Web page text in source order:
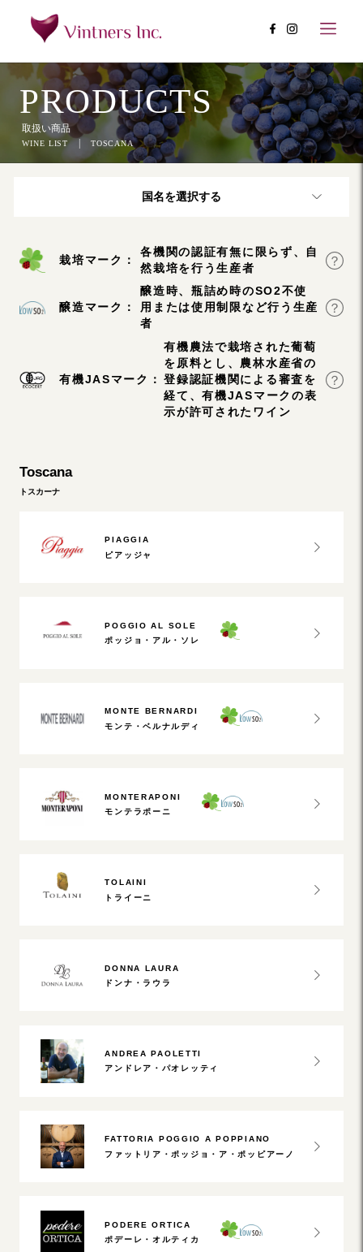
PRODUCTS
取扱い商品
WINE LIST TOSCANA
国名を選択する
栽培マーク：
各機関の認証有無に限らず、自
然栽培を行う生産者
醸造マーク：
醸造時、瓶詰め時のSO2不使
用または使用制限など行う生産
者
有機JASマーク：
有機農法で栽培された葡萄
を原料とし、農林水産省の
登録認証機関による審査を
経て、有機JASマークの表
示が許可されたワイン
Toscana
トスカーナ
PIAGGIA
ピアッジャ
POGGIO AL SOLE
ポッジョ・アル・ソレ
MONTE BERNARDI
モンテ・ベルナルディ
MONTERAPONI
モンテラポーニ
TOLAINI
トライーニ
DONNA LAURA
ドンナ・ラウラ
ANDREA PAOLETTI
アンドレア・パオレッティ
FATTORIA POGGIO A POPPIANO
ファットリア・ポッジョ・ア・ポッピアーノ
PODERE ORTICA
ポデーレ・オルティカ